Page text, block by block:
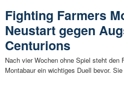
Fighting Farmers
Neustart gegen
Centurions
Nach vier Wochen ohne Spiel steht den
Montabaur ein wichtiges Duell bevor.